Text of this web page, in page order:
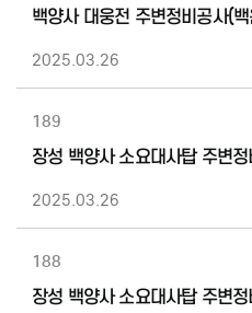
백양사 대웅전 주변정비공사(
2025.03.26
189
장성 백양사 소요대사탑 주변
2025.03.26
188
장성 백양사 소요대사탑 주변